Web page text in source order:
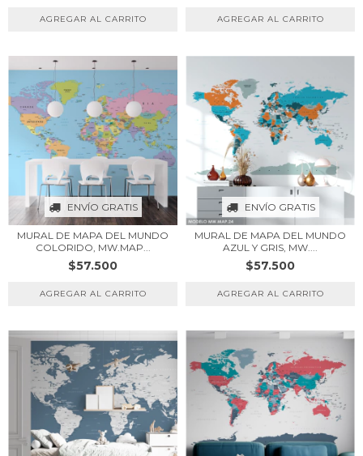
ENVÍO GRATIS
MURAL DE MAPA DEL MUNDO
COLORIDO, MW.MAP...
$57.500
ENVÍO GRATIS
MURAL DE MAPA DEL MUNDO
AZUL Y GRIS, MW....
$57.500